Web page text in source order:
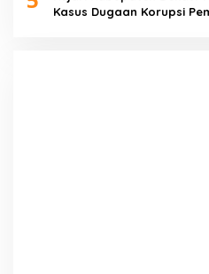
Kasus Dugaan Korupsi